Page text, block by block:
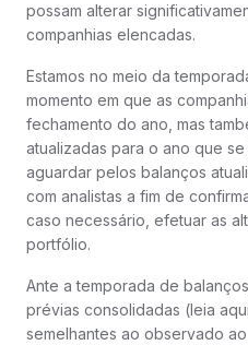
possam alterar
companhias elencadas.
Estamos no meio da
momento em que as
fechamento do ano, mas
atualizadas para o ano que
aguardar pelos balanços
com analistas a fim de
caso necessário, efetuar as
portfólio.
Ante a temporada de
prévias consolidadas (leia
semelhantes ao observado